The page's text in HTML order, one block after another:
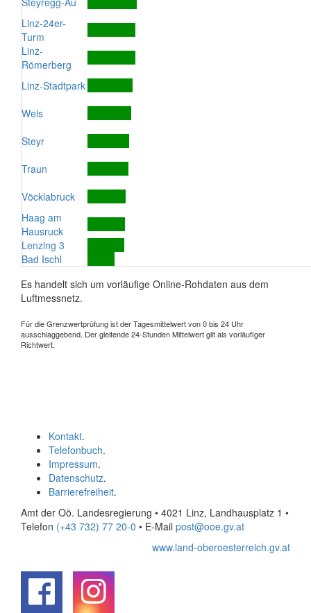
Linz-24er-
Turm
Linz-
Römerberg
Linz-Stadtpark
Wels
Steyr
Traun
Vöcklabruck
Haag am
Hausruck
Lenzing 3
Bad Ischl
Es handelt sich um vorläufige Online-Rohdaten aus dem
Luftmessnetz.
Für die Grenzwertprüfung ist der Tagesmittelwert von 0 bis 24 Uhr
ausschlaggebend. Der gleitende 24-Stunden Mittelwert gilt als vorläufiger
Richtwert.
Kontakt.
Telefonbuch.
Impressum.
Datenschutz.
Barrierefreiheit.
Amt der Oö. Landesregierung • 4021 Linz, Landhausplatz 1 •
Telefon (+43 732) 77 20-0 • E-Mail post@ooe.gv.at
www.land-oberoesterreich.gv.at